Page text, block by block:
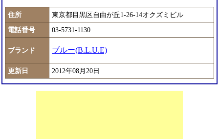
住所
東京都目黒区自由が丘1-26-14オクズミビル
電話番号
03-5731-1130
ブランド ブルー(B.L.U.E)
更新日 2012年08月20日